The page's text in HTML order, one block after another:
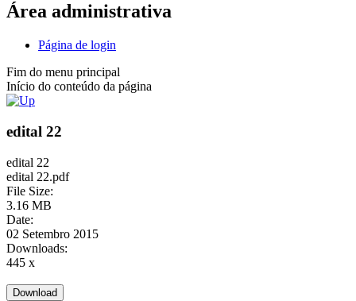
Área administrativa
Página de login
Fim do menu principal
Início do conteúdo da página
edital 22
edital 22
edital 22.pdf
File Size:
3.16 MB
Date:
02 Setembro 2015
Downloads:
445 x